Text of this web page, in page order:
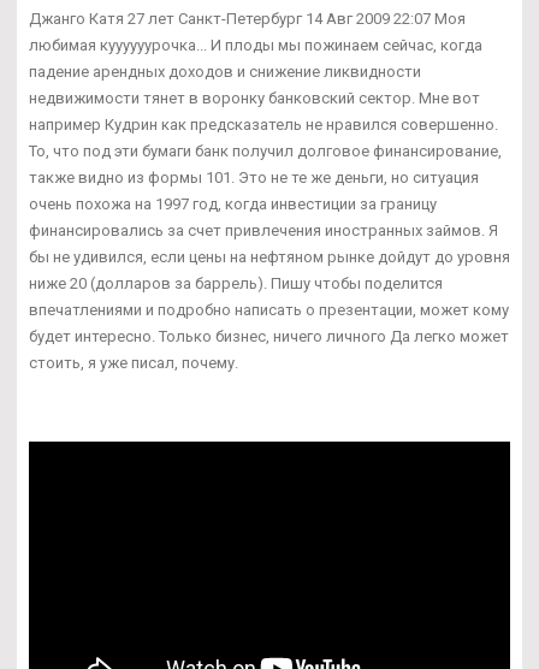
Джанго Катя 27 лет Санкт-Петербург 14 Авг 2009 22:07 Моя
любимая куууууурочка... И плоды мы пожинаем сейчас, когда
падение арендных доходов и снижение ликвидности
недвижимости тянет в воронку банковский сектор. Мне вот
например Кудрин как предсказатель не нравился совершенно.
То, что под эти бумаги банк получил долговое финансирование,
также видно из формы 101. Это не те же деньги, но ситуация
очень похожа на 1997 год, когда инвестиции за границу
финансировались за счет привлечения иностранных займов. Я
бы не удивился, если цены на нефтяном рынке дойдут до уровня
ниже 20 (долларов за баррель). Пишу чтобы поделится
впечатлениями и подробно написать о презентации, может кому
будет интересно. Только бизнес, ничего личного Да легко может
стоить, я уже писал, почему.